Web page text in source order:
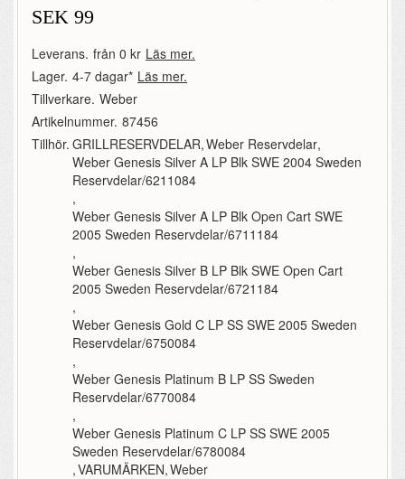
SEK 99
Leverans. från 0 kr Läs mer.
Lager. 4-7 dagar* Läs mer.
Tillverkare. Weber
Artikelnummer. 87456
Tillhör. GRILLRESERVDELAR,Weber Reservdelar,
Weber Genesis Silver A LP Blk SWE 2004 Sweden
Reservdelar/6211084
,
Weber Genesis Silver A LP Blk Open Cart SWE
2005 Sweden Reservdelar/6711184
,
Weber Genesis Silver B LP Blk SWE Open Cart
2005 Sweden Reservdelar/6721184
,
Weber Genesis Gold C LP SS SWE 2005 Sweden
Reservdelar/6750084
,
Weber Genesis Platinum B LP SS Sweden
Reservdelar/6770084
,
Weber Genesis Platinum C LP SS SWE 2005
Sweden Reservdelar/6780084
,VARUMÄRKEN,Weber